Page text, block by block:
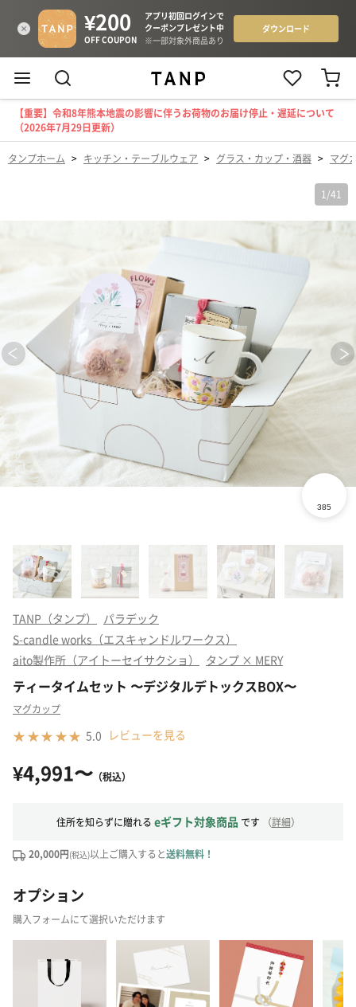
【重要】令和8年熊本地震の影響に伴うお荷物のお届け停止・遅延について
（2026年7月29日更新）
タンプホーム > キッチン・テーブルウェア > グラス・カップ・酒器 > マグ
1 /41
TANP（タンプ）
パラデック
S-candle works（エスキャンドルワークス）
aito製作所（アイトーセイサクショ）
タンプ × MERY
ティータイムセット 〜デジタルデトックスBOX〜
マグカップ
5.0 レビューを見る
¥4,991〜 （税込）
住所を知らずに贈れる eギフト対象商品 です （詳細）
20,000円(税込)以上ご購入すると送料無料！
オプション
購入フォームにて選択いただけます